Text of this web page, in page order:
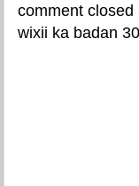
comment
wixii ka badan